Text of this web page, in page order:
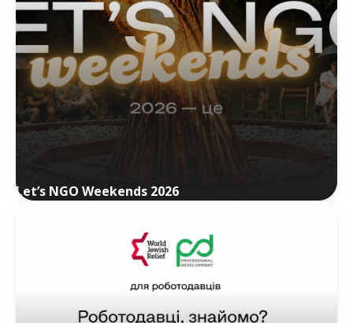
Let’s NGO Weekends 2026